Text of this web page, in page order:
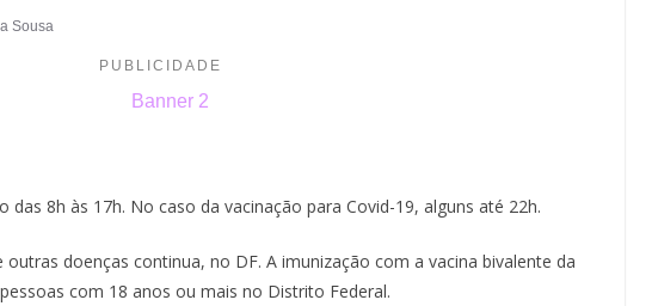
Sousa
PUBLICIDADE
8h às 17h. No caso da vacinação para Covid-19, alguns até 22h.
doenças continua, no DF. A imunização com a vacina bivalente da
com 18 anos ou mais no Distrito Federal.